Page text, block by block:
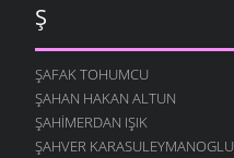
Ş
ŞAFAK TOHUMCU
ŞAHAN HAKAN ALTUN
ŞAHIMERDAN IŞIK
ŞAHVER KARASULEYMANOGLU